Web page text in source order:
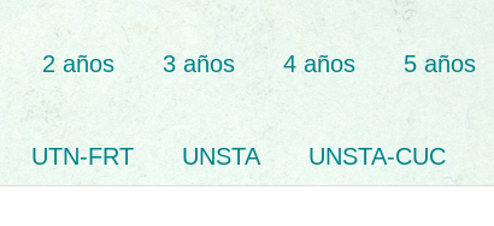
2 años 3 años 4 años 5 años
UTN-FRT UNSTA UNSTA-CUC